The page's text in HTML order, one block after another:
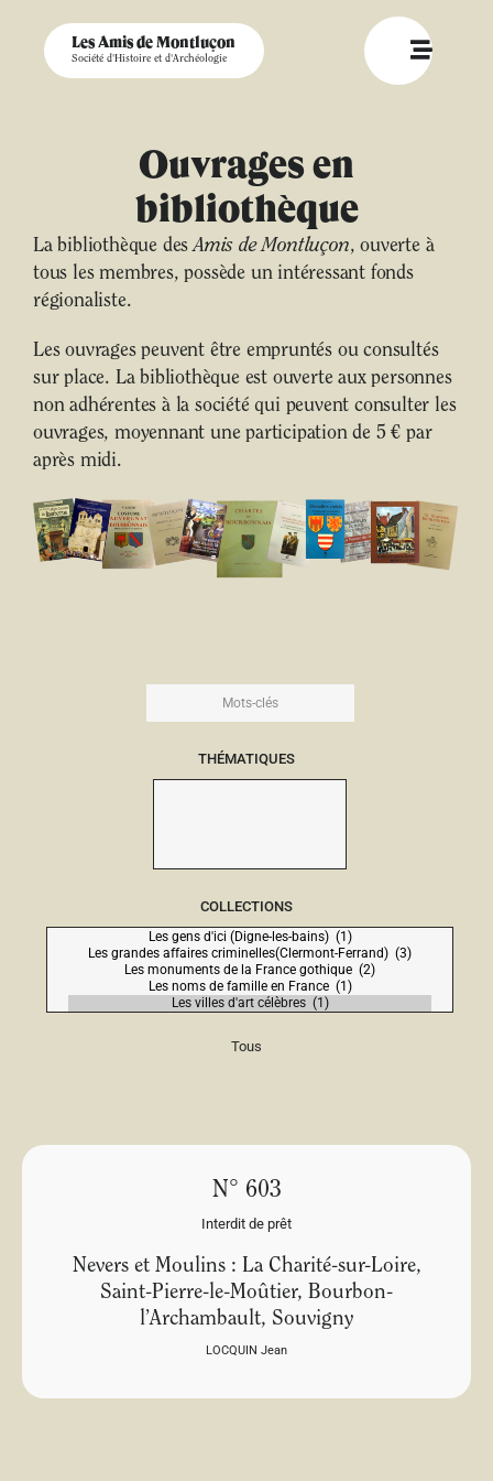
Les Amis de Montluçon
Société d'Histoire et d'Archéologie
Ouvrages en
bibliothèque
La bibliothèque desAmis de Montluçon, ouverte à
tous les membres, possède un intéressant fonds
régionaliste.
Les ouvrages peuvent être empruntés ou consultés
sur place. La bibliothèque est ouverte aux personnes
non adhérentes à la société qui peuvent consulter les
ouvrages, moyennant une participation de 5 € par
après midi.
THÉMATIQUES
COLLECTIONS
Tous
N° 603
Interdit de prêt
Nevers et Moulins : La Charité-sur-Loire,
Saint-Pierre-le-Moûtier, Bourbon-
l’Archambault, Souvigny
LOCQUIN Jean